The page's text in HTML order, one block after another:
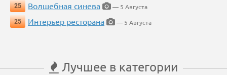
25
Волшебная синева
— 5 Августа
25
Интерьер ресторана — 5 Августа
Лучшее в категории